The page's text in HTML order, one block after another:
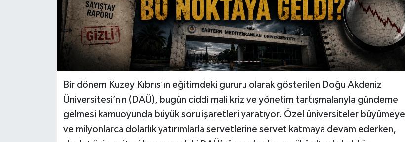
Bir dönem Kuzey Kıbrıs’ın eğitimdeki gururu olarak gösterilen Doğu Akdeniz
Üniversitesi’nin (DAÜ), bugün ciddi mali kriz ve yönetim tartışmalarıyla gündeme
gelmesi kamuoyunda büyük soru işaretleri yaratıyor. Özel üniversiteler büyümeye
ve milyonlarca dolarlık yatırımlarla servetlerine servet katmaya devam ederken,